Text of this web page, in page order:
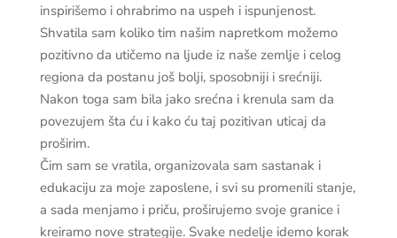
inspirišemo i ohrabrimo na uspeh i ispunjenost.
Shvatila sam koliko tim našim napretkom možemo
pozitivno da utičemo na ljude iz naše zemlje i celog
regiona da postanu još bolji, sposobniji i srećniji.
Nakon toga sam bila jako srećna i krenula sam da
povezujem šta ću i kako ću taj pozitivan uticaj da
proširim.
Čim sam se vratila, organizovala sam sastanak i
edukaciju za moje zaposlene, i svi su promenili stanje,
a sada menjamo i priču, proširujemo svoje granice i
kreiramo nove strategije. Svake nedelje idemo korak